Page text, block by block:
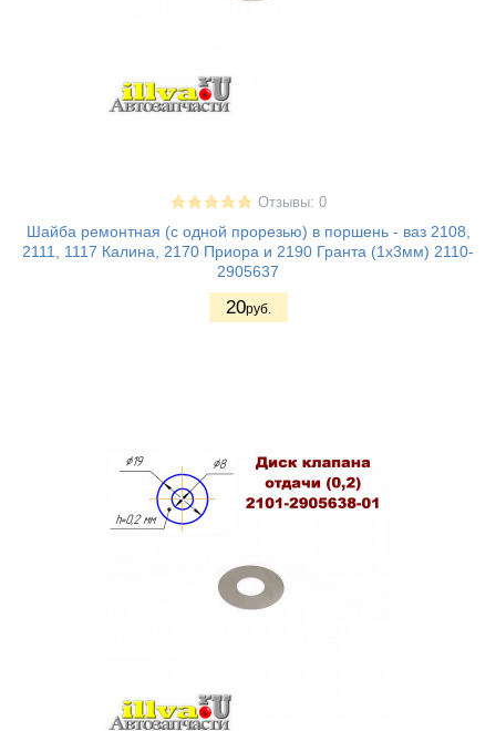
Отзывы: 0
Шайба ремонтная (с одной прорезью) в поршень - ваз 2108,
2111, 1117 Калина, 2170 Приора и 2190 Гранта (1х3мм) 2110-
2905637
20руб.